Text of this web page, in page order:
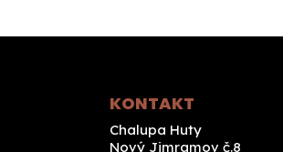
KONTAKT
Chalupa Huty
Nový Jimramov č.8